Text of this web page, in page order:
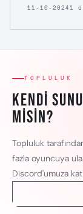
gibi özelliklerle
11-10-20241
TOPLULUK
Kendi
misin?
Topluluk
fazla oyuncuya
Discord'umuza